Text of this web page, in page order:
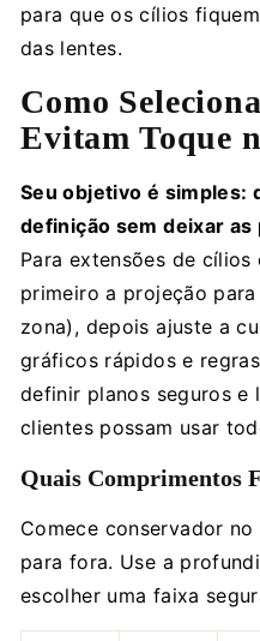
para que os cílios
das lentes.
Como
Evitam Toque
Seu objetivo é simples:
definição sem deixar
Para extensões de
primeiro a projeção
zona), depois ajuste a
gráficos rápidos e
definir planos seguros e
clientes possam usar
Quais Comprimentos
Comece conservador
para fora. Use a
escolher uma faixa